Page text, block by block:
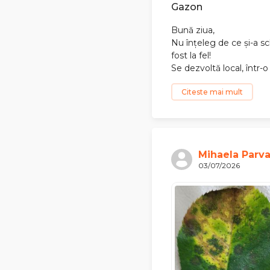
Gazon
Bună ziua,
Nu înțeleg de ce și-a
fost la fel!
Se dezvoltă local, într-
Citeste mai mult
Mihaela
03/07/2026